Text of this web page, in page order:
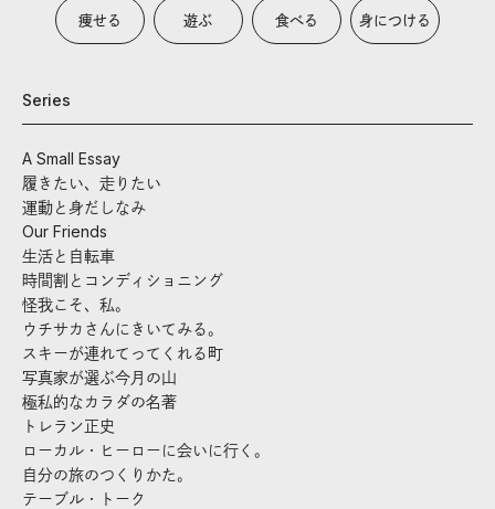
痩せる 遊ぶ 食べる 身につける
Series
A Small Essay
履きたい、走りたい
運動と身だしなみ
Our Friends
生活と自転車
時間割とコンディショニング
怪我こそ、私。
ウチサカさんにきいてみる。
スキーが連れてってくれる町
写真家が選ぶ今月の山
極私的なカラダの名著
トレラン正史
ローカル・ヒーローに会いに行く。
自分の旅のつくりかた。
テーブル・トーク